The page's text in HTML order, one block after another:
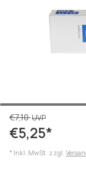
€7,10UVP
€5,25*
* Inkl. MwSt. zzgl.